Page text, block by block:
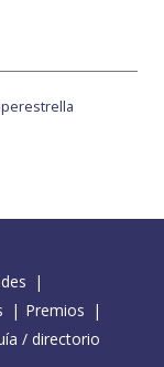
Premios
/ directorio